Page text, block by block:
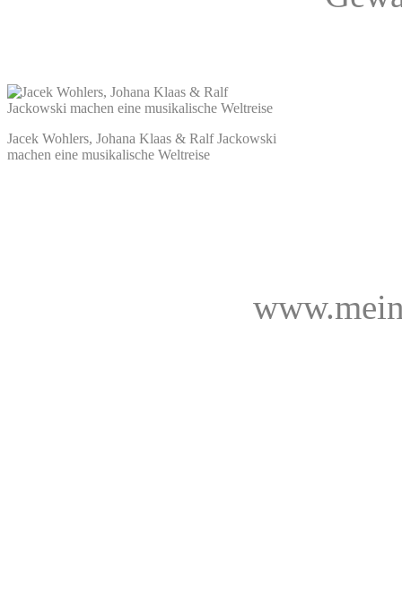
Jacek Wohlers, Johana Klaas & Ralf Jackowski
machen eine musikalische Weltreise